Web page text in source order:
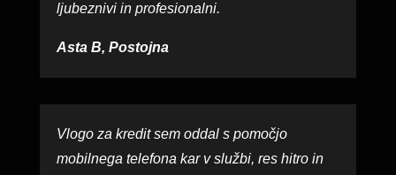
ljubeznivi in profesionalni.
Asta B, Postojna
Vlogo za kredit sem oddal s pomočjo
mobilnega telefona kar v službi, res hitro in